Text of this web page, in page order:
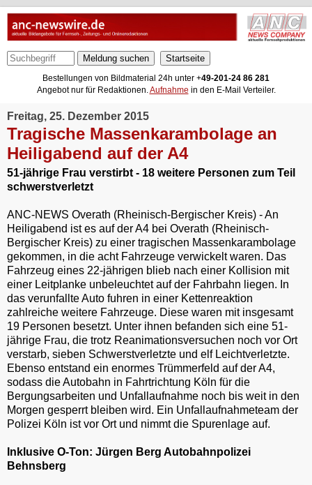
Meldung suchen
Bestellungen von Bildmaterial 24h unter +49-201-24 86 281
Angebot nur für Redaktionen.Aufnahme in den E-Mail Verteiler.
Freitag, 25. Dezember 2015
Tragische Massenkarambolage an
Heiligabend auf der A4
51-jährige Frau verstirbt - 18 weitere Personen zum Teil
schwerstverletzt
ANC-NEWS Overath (Rheinisch-Bergischer Kreis) - An
Heiligabend ist es auf der A4 bei Overath (Rheinisch-
Bergischer Kreis) zu einer tragischen Massenkarambolage
gekommen, in die acht Fahrzeuge verwickelt waren. Das
Fahrzeug eines 22-jährigen blieb nach einer Kollision mit
einer Leitplanke unbeleuchtet auf der Fahrbahn liegen. In
das verunfallte Auto fuhren in einer Kettenreaktion
zahlreiche weitere Fahrzeuge. Diese waren mit insgesamt
19 Personen besetzt. Unter ihnen befanden sich eine 51-
jährige Frau, die trotz Reanimationsversuchen noch vor Ort
verstarb, sieben Schwerstverletzte und elf Leichtverletzte.
Ebenso entstand ein enormes Trümmerfeld auf der A4,
sodass die Autobahn in Fahrtrichtung Köln für die
Bergungsarbeiten und Unfallaufnahme noch bis weit in den
Morgen gesperrt bleiben wird. Ein Unfallaufnahmeteam der
Polizei Köln ist vor Ort und nimmt die Spurenlage auf.
Inklusive O-Ton: Jürgen Berg Autobahnpolizei
Behnsberg